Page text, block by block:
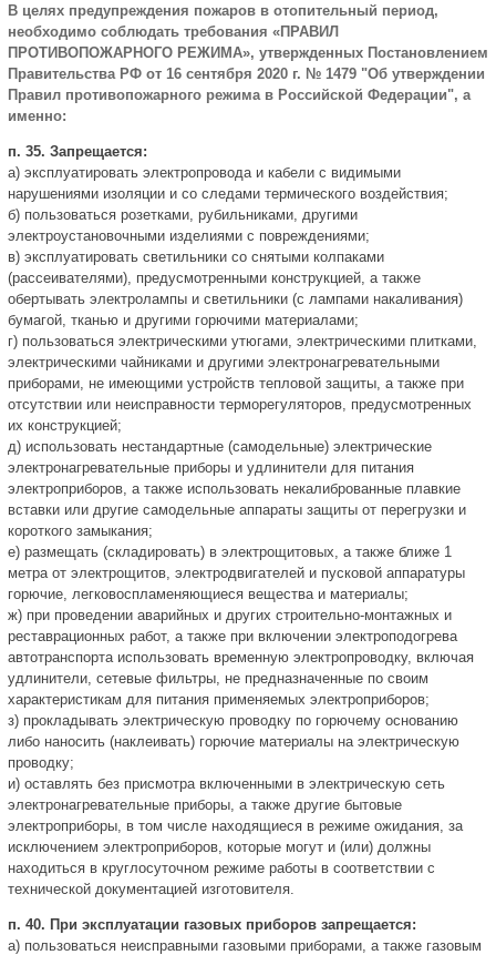
В целях предупреждения пожаров в отопительный период,
необходимо соблюдать требования «ПРАВИЛ
ПРОТИВОПОЖАРНОГО РЕЖИМА», утвержденных Постановлением
Правительства РФ от 16 сентября 2020 г. № 1479 "Об утверждении
Правил противопожарного режима в Российской Федерации", а
именно:
п. 35. Запрещается:
а) эксплуатировать электропровода и кабели с видимыми
нарушениями изоляции и со следами термического воздействия;
б) пользоваться розетками, рубильниками, другими
электроустановочными изделиями с повреждениями;
в) эксплуатировать светильники со снятыми колпаками
(рассеивателями), предусмотренными конструкцией, а также
обертывать электролампы и светильники (с лампами накаливания)
бумагой, тканью и другими горючими материалами;
г) пользоваться электрическими утюгами, электрическими плитками,
электрическими чайниками и другими электронагревательными
приборами, не имеющими устройств тепловой защиты, а также при
отсутствии или неисправности терморегуляторов, предусмотренных
их конструкцией;
д) использовать нестандартные (самодельные) электрические
электронагревательные приборы и удлинители для питания
электроприборов, а также использовать некалиброванные плавкие
вставки или другие самодельные аппараты защиты от перегрузки и
короткого замыкания;
е) размещать (складировать) в электрощитовых, а также ближе 1
метра от электрощитов, электродвигателей и пусковой аппаратуры
горючие, легковоспламеняющиеся вещества и материалы;
ж) при проведении аварийных и других строительно-монтажных и
реставрационных работ, а также при включении электроподогрева
автотранспорта использовать временную электропроводку, включая
удлинители, сетевые фильтры, не предназначенные по своим
характеристикам для питания применяемых электроприборов;
з) прокладывать электрическую проводку по горючему основанию
либо наносить (наклеивать) горючие материалы на электрическую
проводку;
и) оставлять без присмотра включенными в электрическую сеть
электронагревательные приборы, а также другие бытовые
электроприборы, в том числе находящиеся в режиме ожидания, за
исключением электроприборов, которые могут и (или) должны
находиться в круглосуточном режиме работы в соответствии с
технической документацией изготовителя.
п. 40. При эксплуатации газовых приборов запрещается:
а) пользоваться неисправными газовыми приборами, а также газовым